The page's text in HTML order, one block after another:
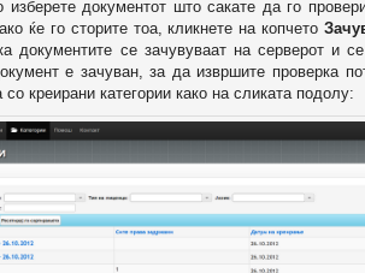
изберете документот што сакате да го
ќе го сторите тоа, кликнете на копчето
документите се зачувуваат на серверот и
е зачуван, за да извршите проверка
со креирани категории како на сликата подолу: